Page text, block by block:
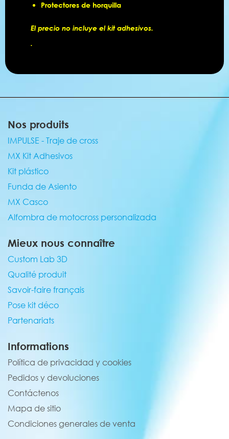
Protectores de horquilla
El precio no incluye el kit adhesivos.
.
Nos produits
IMPULSE - Traje de cross
MX Kit Adhesivos
Kit plástico
Funda de Asiento
MX Casco
Alfombra de motocross personalizada
Mieux nous connaître
Custom Lab 3D
Qualité produit
Savoir-faire français
Pose kit déco
Partenariats
Informations
Política de privacidad y cookies
Pedidos y devoluciones
Contáctenos
Mapa de sitio
Condiciones generales de venta